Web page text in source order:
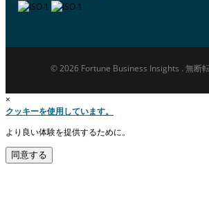
© 2026 Fortune Business Insights . 無断
×
クッキーを使用しています。
より良い体験を提供するために。
同意する